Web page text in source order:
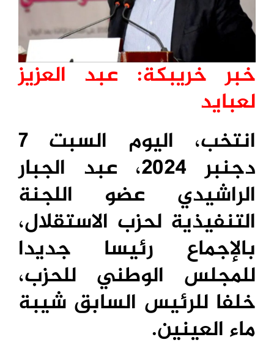
خبر خريبكة: عبد العزيز
لعبايد
انتخب، اليوم السبت 7
دجنبر 2024، عبد الجبار
الراشيدي عضو اللجنة
التنفيذية لحزب الاستقلال،
بالإجماع رئيسا جديدا
للمجلس الوطني للحزب،
خلفا للرئيس السابق شيبة
ماء العينين.